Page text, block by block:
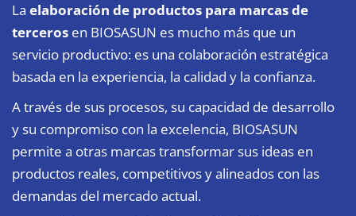
La elaboración de productos para marcas de
terceros en BIOSASUN es mucho más que un
servicio productivo: es una colaboración estratégica
basada en la experiencia, la calidad y la confianza.
A través de sus procesos, su capacidad de desarrollo
y su compromiso con la excelencia, BIOSASUN
permite a otras marcas transformar sus ideas en
productos reales, competitivos y alineados con las
demandas del mercado actual.